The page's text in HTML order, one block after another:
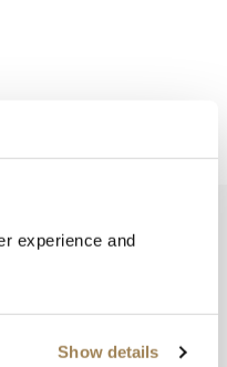
experience and
Show details
DIG